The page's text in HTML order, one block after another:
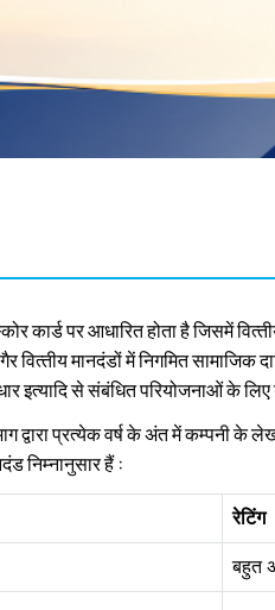
कार्ड पर आधारित होता है जिसमें
मानदंडों में नि‍गमित सामाजिक
इत्‍यादि से संबंधित परियोजनाओं के
प्रत्‍येक वर्ष के अंत में कम्‍पनी के
निम्‍नानुसार हैं :
रेटिंग
बहुत